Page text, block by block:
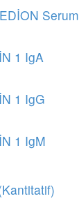
Serum
1 IgA
1 IgG
1 IgM